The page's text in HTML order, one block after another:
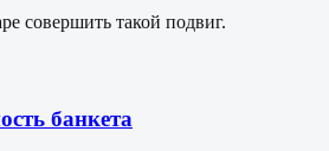
совершить такой подвиг.
банкета